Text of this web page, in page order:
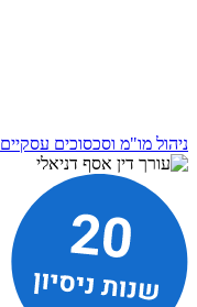
ניהול מו"מ וסכסוכים עסקיים